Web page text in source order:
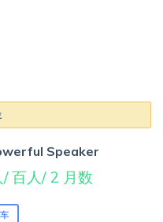
Speaker
百人/ 2 月数